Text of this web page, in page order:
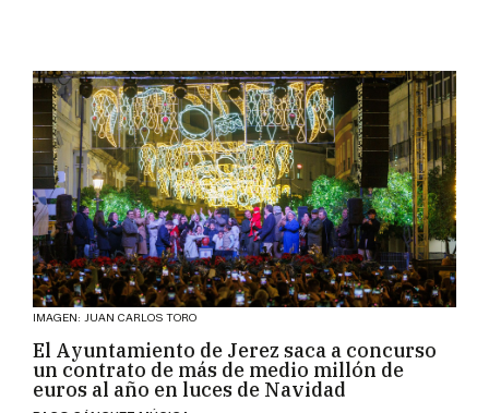
IMAGEN: JUAN CARLOS TORO
El Ayuntamiento de Jerez saca a concurso
un contrato de más de medio millón de
euros al año en luces de Navidad